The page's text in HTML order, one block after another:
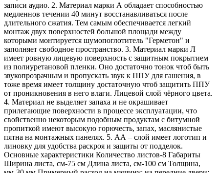
записи аудио. 2. Материал марки А обладает способностью
медленнов течении 40 минут восстанавливаться после
длительного сжатия. Тем самым обеспечивается легкий
монтаж двух поверхностей большой площади между
которыми монтируется шумопоглотитель "Герметон" и
заполняет свободное пространство. 3. Материал марки Л
имеет ровную лицевую поверхность с защитным покрытием
из полиуретановой пленки. Оно достаточно тонок чтоб быть
звукопрозрачным и пропускать звук к ППУ для гашения, в
тоже время имеет толщину достаточную чтоб защитить ППУ
от проникновения в него влаги. Лицевой слой чёрного цвета.
4. Материал не выделяет запаха и не окрашивает
прилегающие поверхности в процессе эксплуатации, что
свойственно некоторым подобным продуктам с битумной
пропиткой имеют высокую горючесть, запах, маслянистые
пятна на монтажных панелях. 5. АА – слой имеет логотип и
линовку для удобства раскроя и защиты от подделок.
Основные характеристики Количество листов-8 Габариты
Ширина листа, см-75 см Длина листа, см-100 см Толщина,